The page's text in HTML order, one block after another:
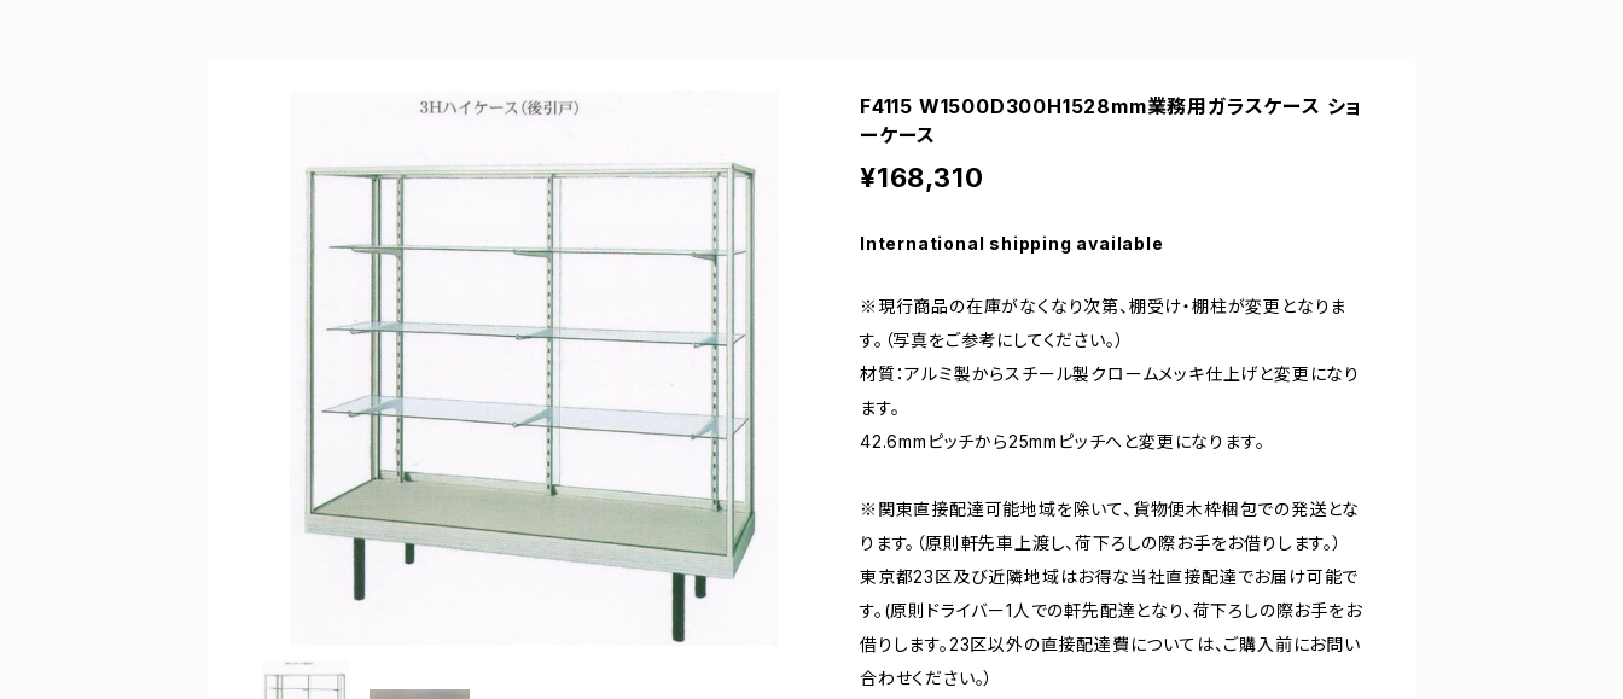
F4115 W1500D300H1528mm業務用ガラスケース ショ
ーケース
¥168,310
International shipping available
※現行商品の在庫がなくなり次第、棚受け・棚柱が変更となりま
す。（写真をご参考にしてください。）
材質：アルミ製からスチール製クロームメッキ仕上げと変更になり
ます。
42.6mmピッチから25mmピッチへと変更になります。
※関東直接配達可能地域を除いて、貨物便木枠梱包での発送とな
ります。（原則軒先車上渡し、荷下ろしの際お手をお借りします。）
東京都23区及び近隣地域はお得な当社直接配達でお届け可能で
す。(原則ドライバー1人での軒先配達となり、荷下ろしの際お手をお
借りします。23区以外の直接配達費については、ご購入前にお問い
合わせください。）